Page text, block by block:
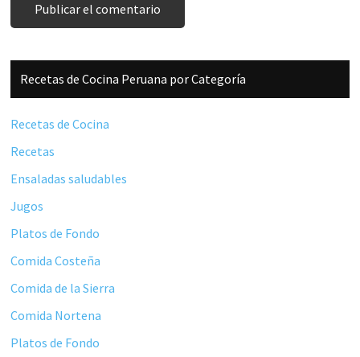
Barra
lateral
principal
Recetas de Cocina Peruana por Categoría
Recetas de Cocina
Recetas
Ensaladas saludables
Jugos
Platos de Fondo
Comida Costeña
Comida de la Sierra
Comida Nortena
Platos de Fondo